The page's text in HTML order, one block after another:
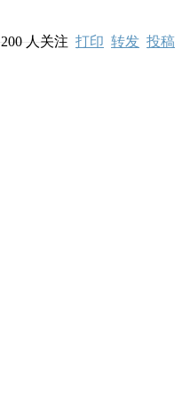
200人关注 打印 转发 投稿